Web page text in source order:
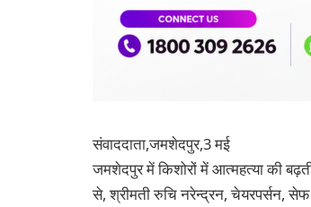
संवाददाता,जमशेदपुर,3 मई
जमशेदपुर में किशोरों में आत्महत्या की
से, श्रीमती रुचि नरेन्द्रन, चेयरपर्सन,